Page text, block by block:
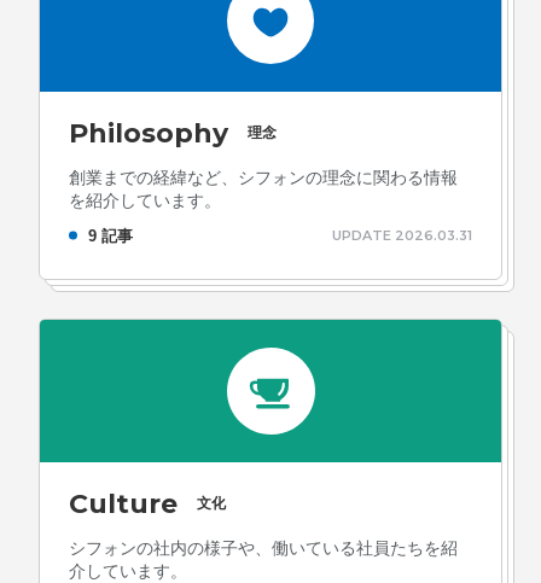
Philosophy 理念
創業までの経緯など、シフォンの理念に関わる情報
を紹介しています。
9 記事 UPDATE 2026.03.31
Culture 文化
シフォンの社内の様子や、働いている社員たちを紹
介しています。